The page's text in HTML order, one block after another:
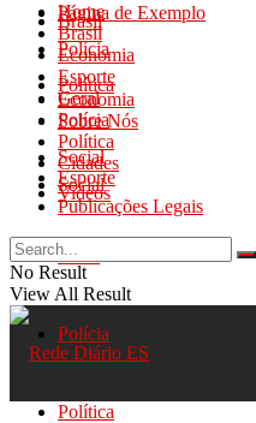
Página de Exemplo
Polícia
Política
Sobre Nós
Social
Videos
Brasil
Economia
Esporte
Geral
Polícia
Política
Home
Brasil
Economia
Esporte
Geral
Polícia
Política
Cidades
Social
Publicações Legais
No Result
View All Result